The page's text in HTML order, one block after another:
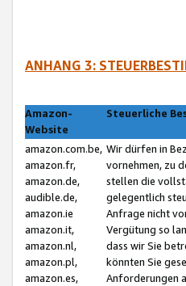
ANHANG 3:
Amazon-
Website
Steuerliche
amazon.com.be,
amazon.fr,
amazon.de,
audible.de,
amazon.ie
amazon.it,
amazon.nl,
amazon.pl,
amazon.es,
Wir dürfen in
vornehmen, zu
stellen die
gelegentlich
Anfrage nicht
Vergütung so
dass wir Sie
könnten Sie
Anforderungen